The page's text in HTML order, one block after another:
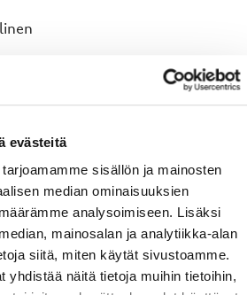
evästeitä
sisällön ja mainosten
median ominaisuuksien
analysoimiseen. Lisäksi
mainosalan ja analytiikka-alan
siitä, miten käytät sivustoamme.
yhdistää näitä tietoja muihin tietoihin,